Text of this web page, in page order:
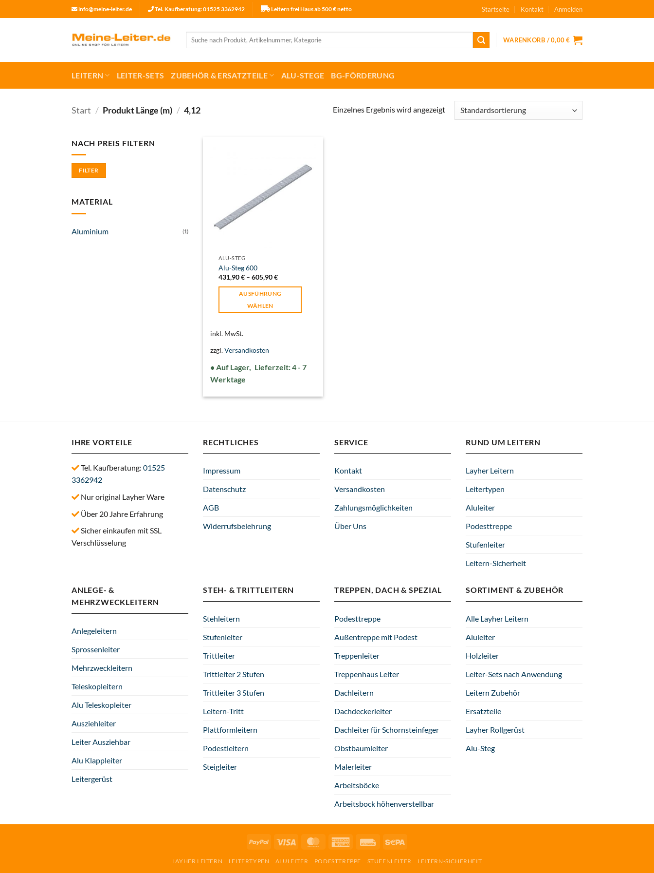
Inhalt
info@meine-leiter.de Tel. Kaufberatung: 01525 3362942 Leitern frei Haus ab 500 € netto Startseite Kontakt Anmelden
Suchen
WARENKORB /0,00€
LEITERN LEITER-SETS ZUBEHÖR & ERSATZTEILE ALU-STEGE BG-FÖRDERUNG
Start / Produkt Länge (m) / 4,12 Einzelnes Ergebnis wird angezeigt
NACH PREIS FILTERN
Min.
Preis
Max.
Preis
FILTER
MATERIAL
Aluminium (1)
ALU-STEG
Alu-Steg 600
431,90€ –605,90€
AUSFÜHRUNG
WÄHLEN
mehrere
Die
Optionen
Produktseite
gewählt
inkl. MwSt.
zzgl.Versandkosten
Lieferzeit:4 - 7
Werktage
IHRE VORTEILE
Tel. Kaufberatung: 01525
3362942
Nur original Layher Ware
Über 20 Jahre Erfahrung
Sicher einkaufen mit SSL
Verschlüsselung
RECHTLICHES
Impressum
Datenschutz
AGB
Widerrufsbelehrung
SERVICE
Kontakt
Versandkosten
Zahlungsmöglichkeiten
Über Uns
RUND UM LEITERN
Layher Leitern
Leitertypen
Aluleiter
Podesttreppe
Stufenleiter
Leitern-Sicherheit
ANLEGE- &
MEHRZWECKLEITERN
Anlegeleitern
Sprossenleiter
Mehrzweckleitern
Teleskopleitern
Alu Teleskopleiter
Ausziehleiter
Leiter Ausziehbar
Alu Klappleiter
Leitergerüst
STEH- & TRITTLEITERN
Stehleitern
Stufenleiter
Trittleiter
Trittleiter 2 Stufen
Trittleiter 3 Stufen
Leitern-Tritt
Plattformleitern
Podestleitern
Steigleiter
TREPPEN, DACH & SPEZIAL
Podesttreppe
Außentreppe mit Podest
Treppenleiter
Treppenhaus Leiter
Dachleitern
Dachdeckerleiter
Dachleiter für Schornsteinfeger
Obstbaumleiter
Malerleiter
Arbeitsböcke
Arbeitsbock höhenverstellbar
SORTIMENT & ZUBEHÖR
Alle Layher Leitern
Aluleiter
Holzleiter
Leiter-Sets nach Anwendung
Leitern Zubehör
Ersatzteile
Layher Rollgerüst
Alu-Steg
PayPal Visa MasterCardAmerican
Rechung
LAYHER LEITERN LEITERTYPEN ALULEITER PODESTTREPPE STUFENLEITER LEITERN-SICHERHEIT